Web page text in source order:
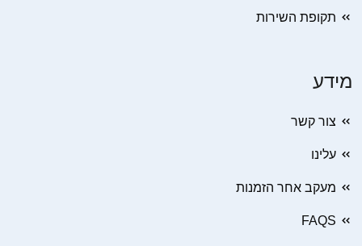
תקופת השירות
מידע
צור קשר
עלינו
מעקב אחר הזמנות
FAQS